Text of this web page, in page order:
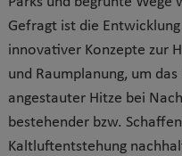
Gefragt ist die
innovativer Konzepte zur
und Raumplanung, um
angestauter Hitze bei
bestehender bzw.
Kaltluftentstehung